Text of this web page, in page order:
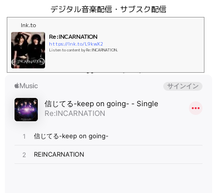
デジタル音楽配信・サブスク配信
lnk.to
Re:INCARNATION
https://lnk.to/L9kwX2
Listen to content by Re:INCARNATION.